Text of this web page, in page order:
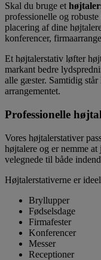
Skal du bruge et
professionelle og
placering af dine
konferencer,
Et højtalerstativ løfter
markant bedre
alle gæster. Samtidig
arrangementet.
Professionelle
Vores højtalerstativer
højtalere og er nemme
velegnede til både
Højtalerstativerne er
Bryllupper
Fødselsdage
Firmafester
Konferencer
Messer
Receptioner